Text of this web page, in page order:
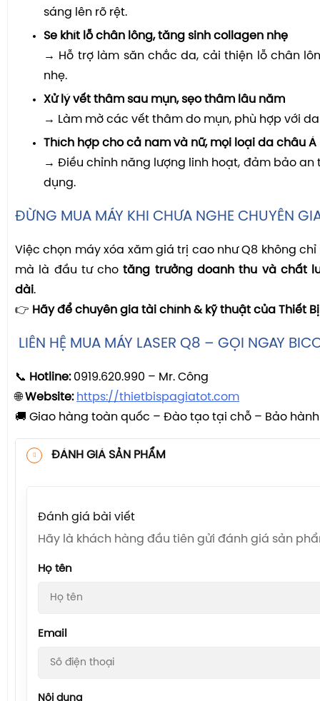
sáng lên rõ rệt.
Se khít lỗ chân lông, tăng sinh collagen nhẹ
→ Hỗ trợ làm săn chắc da, cải thiện lỗ chân
nhẹ.
Xử lý vết thâm sau mụn, sẹo thâm lâu năm
→ Làm mờ các vết thâm do mụn, phù hợp với
Thích hợp cho cả nam và nữ, mọi loại da châu Á
→ Điều chỉnh năng lượng linh hoạt, đảm bảo an
dụng.
ĐỪNG MUA MÁY KHI CHƯA NGHE CHUYÊN
Việc chọn máy xóa xăm giá trị cao như Q8 không
mà là đầu tư chotăng trưởng doanh thu và chất
dài.
👉 Hãy để chuyên gia tài chính & kỹ thuật của Thiết Bị
LIÊN HỆ MUA MÁY LASER Q8 – GỌI NGAY
📞 Hotline:0919.620.990 – Mr. Công
🌐Website: https://thietbispagiatot.com
🚚 Giao hàng toàn quốc – Đào tạo tại chỗ – Bảo
ĐÁNH GIÁ SẢN PHẨM
Đánh giá bài viết
Hãy là khách hàng đầu tiên gửi đánh giá sản
Họ tên
Email
Nội dung